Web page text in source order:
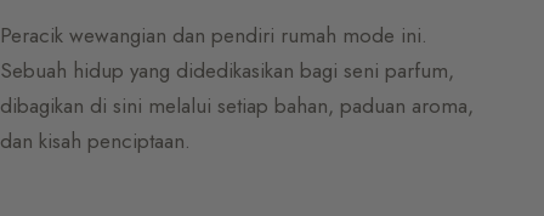
Peracik wewangian dan pendiri rumah mode ini.
Sebuah hidup yang didedikasikan bagi seni parfum,
dibagikan di sini melalui setiap bahan, paduan aroma,
dan kisah penciptaan.